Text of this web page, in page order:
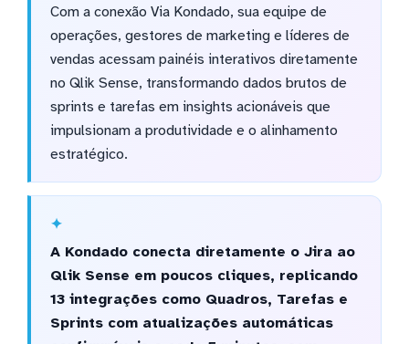
Com a conexão Via Kondado, sua equipe de
operações, gestores de marketing e líderes de
vendas acessam painéis interativos diretamente
no Qlik Sense, transformando dados brutos de
sprints e tarefas em insights acionáveis que
impulsionam a produtividade e o alinhamento
estratégico.
A Kondado conecta diretamente o Jira ao
Qlik Sense em poucos cliques, replicando
13 integrações como Quadros, Tarefas e
Sprints com atualizações automáticas